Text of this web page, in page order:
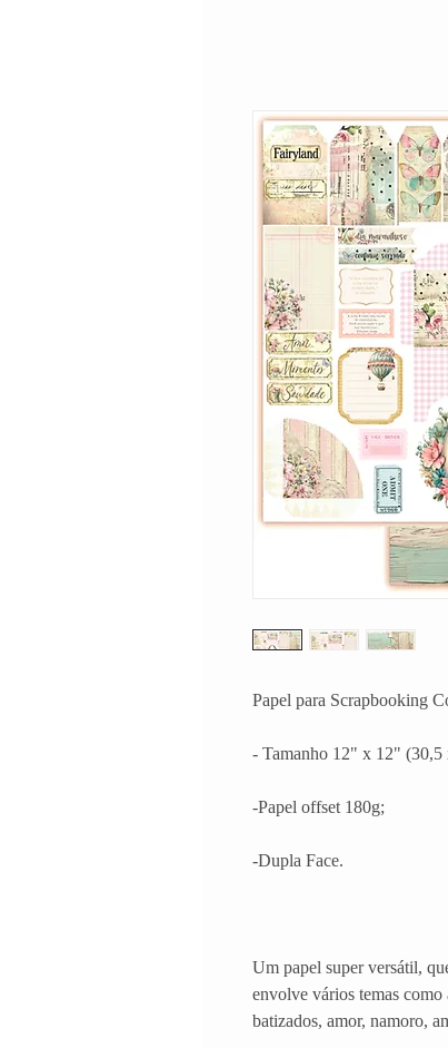
Papel para Scrapbooking
- Tamanho 12" x 12" (30,5
-Papel offset 180g;
-Dupla Face.
Um papel super versátil,
envolve vários temas como
batizados, amor, namoro,